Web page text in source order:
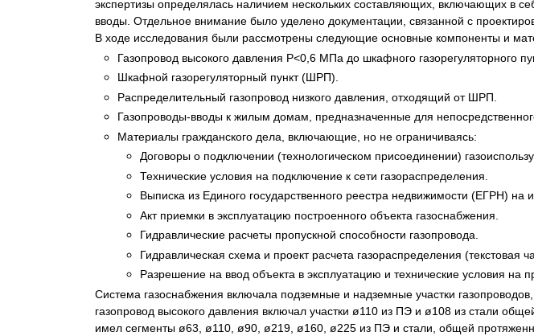
Психиатрическая экспертиза
Рецензия на экспертное заключение
Фоноскопическая экспертиза
Экономическая экспертиза
экспертизы определялась наличием нескольких составляющих, включающих в
вводы. Отдельное внимание было уделено документации, связанной с
В ходе исследования были рассмотрены следующие основные компоненты и
Газопровод высокого давления Р˂0,6 МПа до шкафного газорегуляторного
Шкафной газорегуляторный пункт (ШРП).
Распределительный газопровод низкого давления, отходящий от ШРП.
Газопроводы-вводы к жилым домам, предназначенные для
Материалы гражданского дела, включающие, но не ограничиваясь:
Договоры о подключении (технологическом присоединении)
Технические условия на подключение к сети газораспределения.
Выписка из Единого государственного реестра недвижимости (ЕГРН) на
Акт приемки в эксплуатацию построенного объекта газоснабжения.
Гидравлические расчеты пропускной способности газопровода.
Гидравлическая схема и проект расчета газораспределения (текстовая
Разрешение на ввод объекта в эксплуатацию и технические условия на
Система газоснабжения включала подземные и надземные участки
газопровод высокого давления включал участки ø110 из ПЭ и ø108 из стали
имел сегменты ø63, ø110, ø90, ø219, ø160, ø225 из ПЭ и стали, общей